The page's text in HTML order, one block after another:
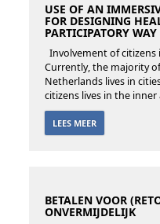
USE OF AN
FOR DESIGNING
PARTICIPATORY WAY
Involvement of citizens
Currently, the majority
Netherlands lives in
citizens lives in the inner
LEES MEER
BETALEN VOOR
ONVERMIJDELIJK